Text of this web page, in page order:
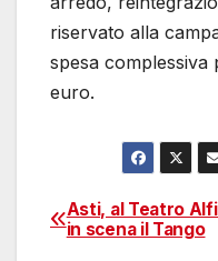
riservato alla
spesa complessiva
euro.
Asti, al Teatro
in scena il Tango